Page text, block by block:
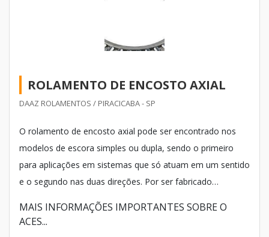
ROLAMENTO DE ENCOSTO AXIAL
DAAZ ROLAMENTOS / PIRACICABA - SP
O rolamento de encosto axial pode ser encontrado nos
modelos de escora simples ou dupla, sendo o primeiro
para aplicações em sistemas que só atuam em um sentido
e o segundo nas duas direções. Por ser fabricado
não deve ser submetido em nenhuma hipótese a cargas
MAIS INFORMAÇÕES IMPORTANTES SOBRE O
ACES...